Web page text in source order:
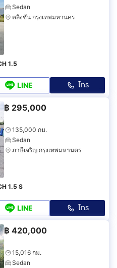
Sedan
ตลิ่งชัน กรุงเทพมหานคร
1.5
LINE โทร
฿ 295,000
135,000 กม.
Sedan
ภาษีเจริญ กรุงเทพมหานคร
1.5 S
LINE โทร
฿ 420,000
15,016 กม.
Sedan